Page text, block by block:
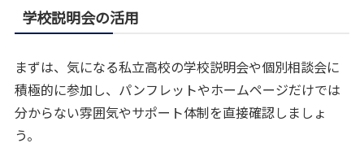
学校説明会の活用
まずは、気になる私立高校の学校説明会や個別相談会に
積極的に参加し、パンフレットやホームページだけでは
分からない雰囲気やサポート体制を直接確認しましょ
う。